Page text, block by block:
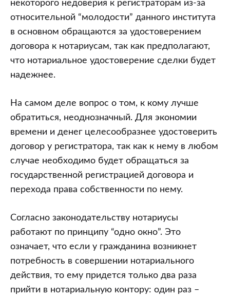
некоторого недоверия к регистраторам из-за
относительной “молодости” данного института
в основном обращаются за удостоверением
договора к нотариусам, так как предполагают,
что нотариальное удостоверение сделки будет
надежнее.
На самом деле вопрос о том, к кому лучше
обратиться, неоднозначный. Для экономии
времени и денег целесообразнее удостоверить
договор у регистратора, так как к нему в любом
случае необходимо будет обращаться за
государственной регистрацией договора и
перехода права собственности по нему.
Согласно законодательству нотариусы
работают по принципу “одно окно”. Это
означает, что если у гражданина возникнет
потребность в совершении нотариального
действия, то ему придется только два раза
прийти в нотариальную контору: один раз –